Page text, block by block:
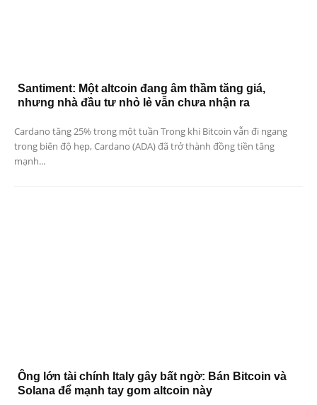
Santiment: Một altcoin đang âm thầm tăng giá,
nhưng nhà đầu tư nhỏ lẻ vẫn chưa nhận ra
Cardano tăng 25% trong một tuần Trong khi Bitcoin vẫn đi ngang
trong biên độ hẹp, Cardano (ADA) đã trở thành đồng tiền tăng
mạnh...
Ông lớn tài chính Italy gây bất ngờ: Bán Bitcoin và
Solana để mạnh tay gom altcoin này